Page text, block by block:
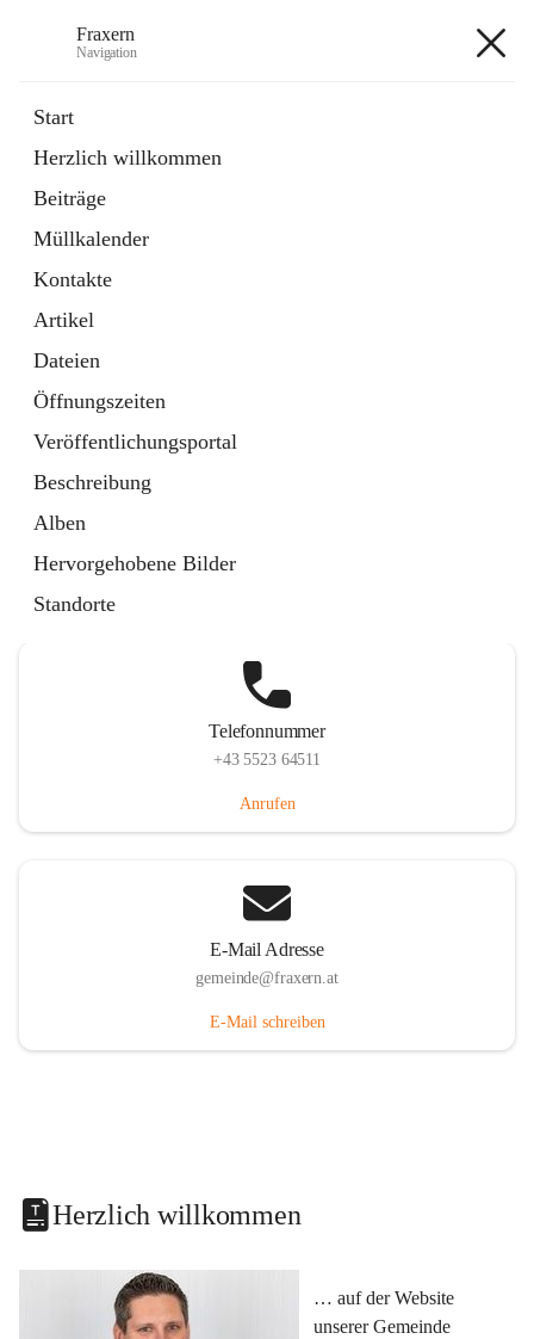
Fraxern
Navigation
Start
Herzlich willkommen
Beiträge
Müllkalender
Kontakte
Artikel
Dateien
Öffnungszeiten
Veröffentlichungsportal
Beschreibung
Alben
Hervorgehobene Bilder
Standorte
Ordner
in
Tab
Formulare
Artikel
öffnet
in
neuem
Tab
Telefonnummer
+43 5523 64511
Anrufen
E-Mail Adresse
gemeinde@fraxern.at
E-Mail schreiben
Herzlich willkommen
… auf der Website
unserer Gemeinde